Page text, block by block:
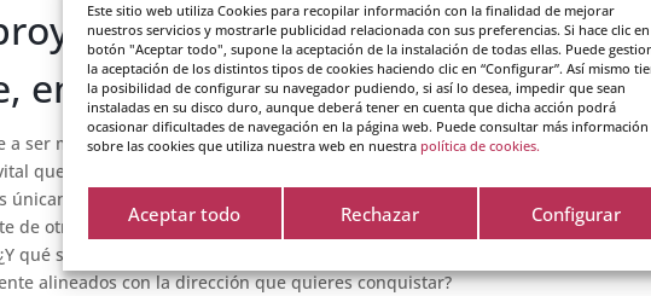
Este sitio web utiliza Cookies para recopilar información con la finalidad de mejorar
nuestros servicios y mostrarle publicidad relacionada con sus preferencias. Si hace clic
botón "Aceptar todo", supone la aceptación de la instalación de todas ellas. Puede
la aceptación de los distintos tipos de cookies haciendo clic en “Configurar”. Así mismo
la posibilidad de configurar su navegador pudiendo, si así lo desea, impedir que sean
instaladas en su disco duro, aunque deberá tener en cuenta que dicha acción podrá
ocasionar dificultades de navegación en la página web. Puede consultar más información
sobre las cookies que utiliza nuestra web en nuestra política de cookies.
Aceptar todo Rechazar Configurar
vital para 2024: céntrate,
en lo que puedes controlar
ser más feliz a partir de ahora es un objetivo significativo que puedes lograr.
que quieres llevar a cabo en 2024. Cuando visualices el camino a seguir
únicamente en todas las variables que ahora mismo se presentan como una
de otros elementos que puedes gestionar y atender. ¿Cómo te sientes cada día
qué sensaciones y emociones experimentas cuando visualizas ese instante en
alineados con la dirección que quieres conquistar?